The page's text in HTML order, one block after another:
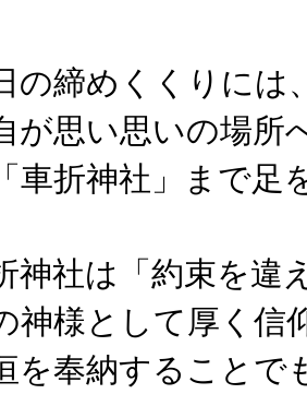
の締めくくりには
が思い思いの場所
車折神社」まで足
神社は「約束を違
神様として厚く信
を奉納することで